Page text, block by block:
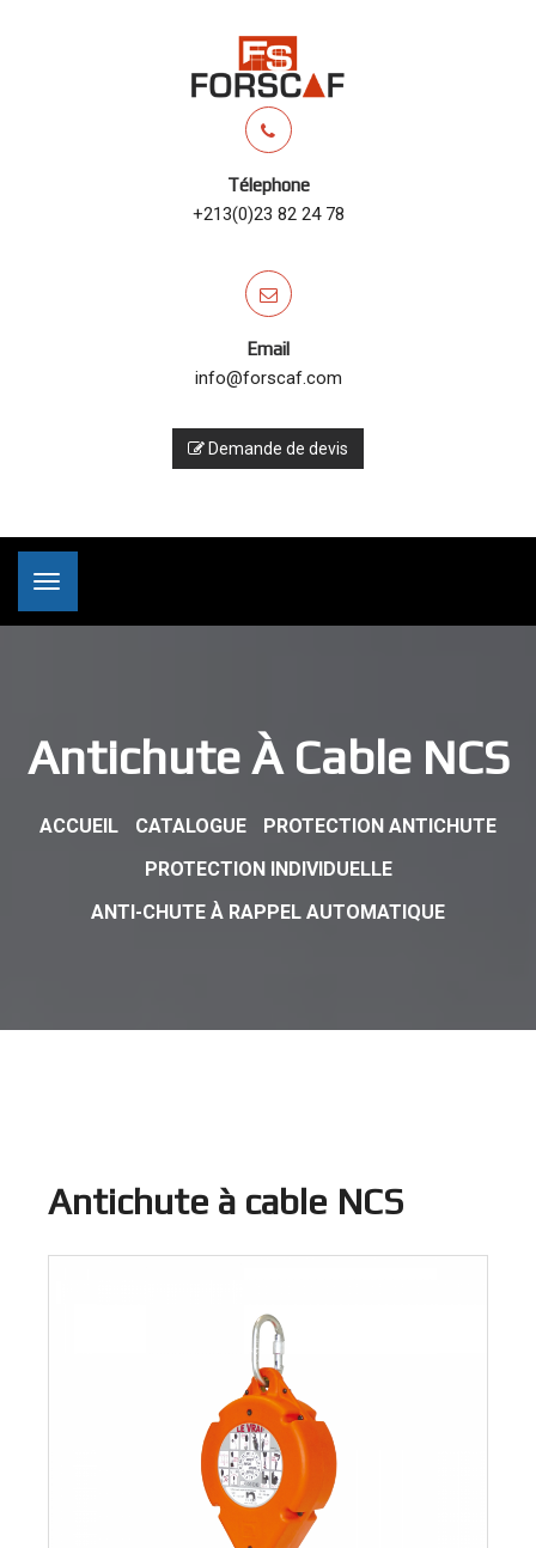
Télephone
+213(0)23 82 24 78
Email
info@forscaf.com
Demande de devis
Antichute À Cable NCS
ACCUEIL CATALOGUE
PROTECTION ANTICHUTE
PROTECTION INDIVIDUELLE
ANTI-CHUTE À RAPPEL AUTOMATIQUE
Antichute à cable NCS